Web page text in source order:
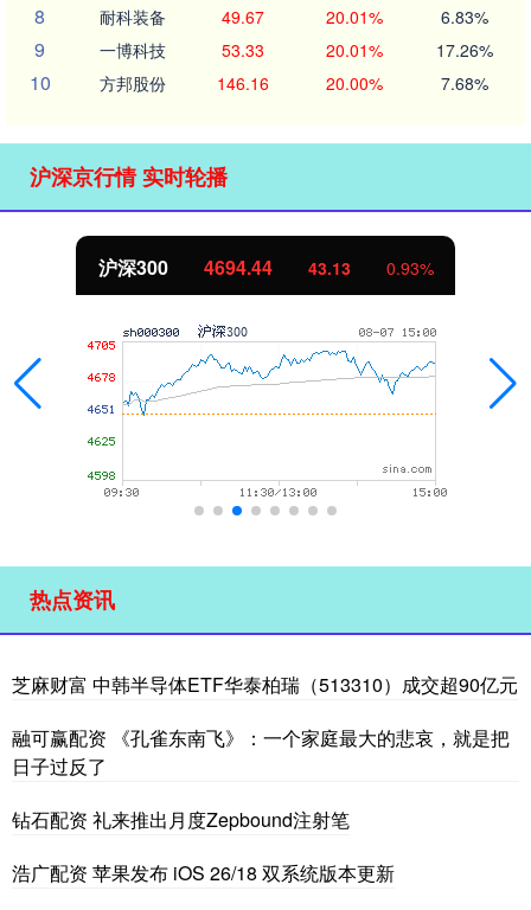
8 耐科装备 49.67 20.01% 6.83%
9 一博科技 53.33 20.01% 17.26%
10 方邦股份 146.16 20.00% 7.68%
沪深京行情 实时轮播
沪深300 4694.44 43.13 0.93%
热点资讯
芝麻财富 中韩半导体ETF华泰柏瑞（513310）成交超90亿元
融可赢配资 《孔雀东南飞》：一个家庭最大的悲哀，就是把
日子过反了
钻石配资 礼来推出月度Zepbound注射笔
浩广配资 苹果发布 iOS 26/18 双系统版本更新